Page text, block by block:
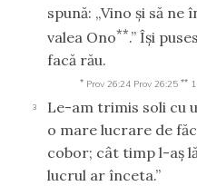
spună: „Vino şi să
valea Ono**.” Îşi
facă rău.
* Prov 26:24 Prov 26:25 **
3
Le-am trimis soli cu
o mare lucrare de
cobor; cât timp l-aş
lucrul ar înceta.”